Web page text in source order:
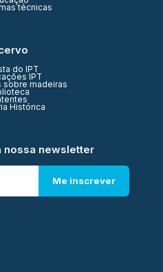
técnicas
do IPT
IPT
sobre madeiras
Histórica
nossa newsletter
Me inscrever